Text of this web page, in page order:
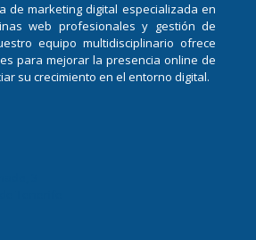
de marketing digital especializada en
web profesionales y gestión de
equipo multidisciplinario ofrece
para mejorar la presencia online de
su crecimiento en el entorno digital.